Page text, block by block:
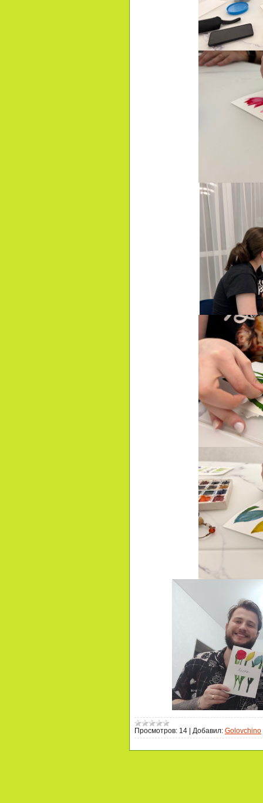
Просмотров: 14 Добавил: Golovchino